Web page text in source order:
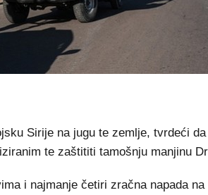
Sirije na jugu te zemlje, tvrdeći
te zaštititi tamošnju manjinu
i najmanje četiri zračna napada